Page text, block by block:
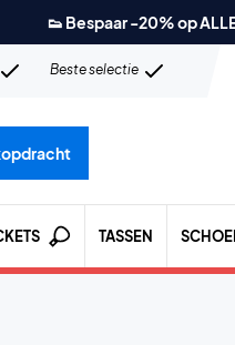
👟 Bespaar -20% op
Beste selectie
TASSEN